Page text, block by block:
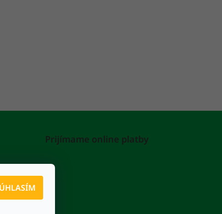
Prijímame online platby